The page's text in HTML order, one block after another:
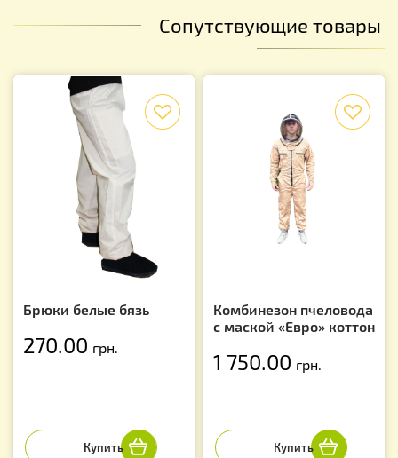
Сопутствующие товары
Брюки белые бязь
270.00 грн.
Комбинезон пчеловода
с маской «Евро» коттон
1 750.00 грн.